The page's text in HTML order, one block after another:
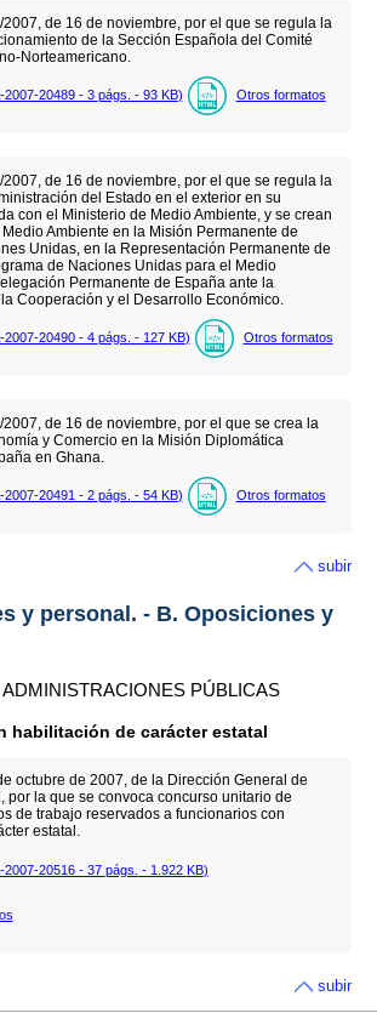
de 16 de noviembre, por el que se regula la
de la Sección Española del Comité
Norteamericano.
2007-20489 - 3 págs. - 93 KB) Otros formatos
de 16 de noviembre, por el que se regula la
del Estado en el exterior en su
con el Ministerio de Medio Ambiente, y se crean
Ambiente en la Misión Permanente de
Unidas, en la Representación Permanente de
de Naciones Unidas para el Medio
Permanente de España ante la
Cooperación y el Desarrollo Económico.
2007-20490 - 4 págs. - 127 KB) Otros formatos
de 16 de noviembre, por el que se crea la
y Comercio en la Misión Diplomática
en Ghana.
2007-20491 - 2 págs. - 54 KB) Otros formatos
subir
y personal. - B. Oposiciones y
PÚBLICAS
habilitación de carácter estatal
octubre de 2007, de la Dirección General de
por la que se convoca concurso unitario de
de trabajo reservados a funcionarios con
estatal.
2007-20516 - 37 págs. - 1.922 KB)
subir